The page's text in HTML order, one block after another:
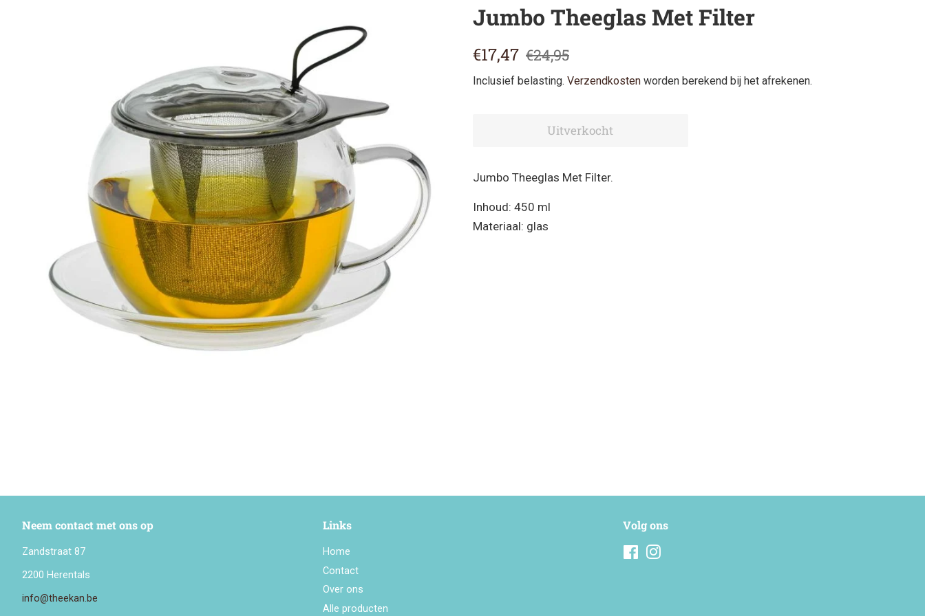
Jumbo Theeglas Met Filter
Normale
€17,47 Aanbiedingsprijs
€24,95
Inclusief belasting. Verzendkosten worden berekend bij het afrekenen.
Uitverkocht
Jumbo Theeglas Met Filter.
Inhoud: 450 ml
Materiaal: glas
Neem contact met ons op
Zandstraat 87
2200 Herentals
info@theekan.be
Links
Home
Contact
Over ons
Alle producten
Volg ons
Facebook